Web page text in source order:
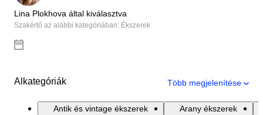
Lina Plokhova által kiválasztva
Szakértő az alábbi kategóriában: Ékszerek
Alkategóriák Több megjelenítése
Antik és vintage ékszerek Arany ékszerek